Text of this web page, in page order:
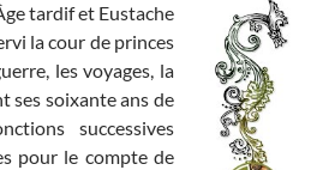
tardif et Eustache
la cour de princes
les voyages, la
ses soixante ans de
successives
pour le compte de